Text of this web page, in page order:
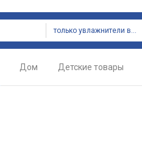
только увлажнители воздуха
Дом Детские товары